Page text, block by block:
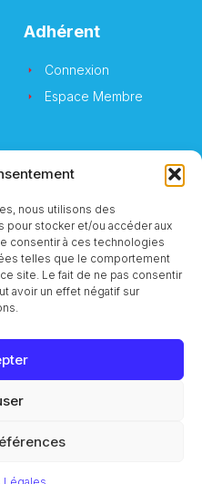
nous utilisons des
stocker et/ou accéder aux
consentir à ces technologies
telles que le comportement
site. Le fait de ne pas consentir
avoir un effet négatif sur
Adhérent
Connexion
Espace Membre
?
Services